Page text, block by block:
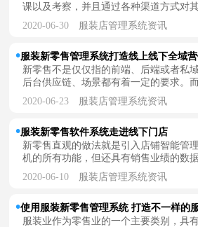
课以及考察，并且通过各种渠道方式对其
2020-06-30 服装店管理系统资讯
服装新零售管理系统打造线上线下全域
新零售不是仅仅指的前端、后端或者私
后台供应链、场景都有着一定的要求。而
2020-06-23 服装店管理系统资讯
服装新零售软件系统走进线下门店
新零售直观的做法就是引入店铺智能管
机的所有功能，但还具有销售业绩的数据
2020-06-10 服装店管理系统资讯
使用服装新零售管理系统 打造不一样的
服装业作为零售业的一个主要类别，具